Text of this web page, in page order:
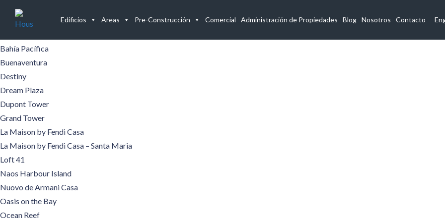
Edificios Areas Pre-Construcción Comercial Administración de Propiedades Blog Nosotros Contacto
Edificios
Aqualina
Bahía Pacífica
Buenaventura
Destiny
Dream Plaza
Dupont Tower
Grand Tower
La Maison by Fendi Casa
La Maison by Fendi Casa – Santa Maria
Loft 41
Naos Harbour Island
Nuovo de Armani Casa
Oasis on the Bay
Ocean Reef